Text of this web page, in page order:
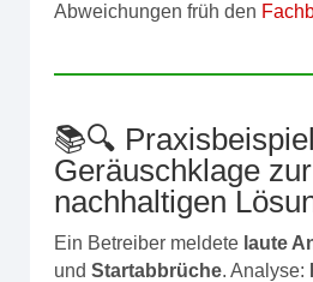
Abweichungen früh den
📚🔍
Geräuschklage zur
nachhaltigen
Ein Betreiber meldete laute
und Startabbrüche. Analyse: